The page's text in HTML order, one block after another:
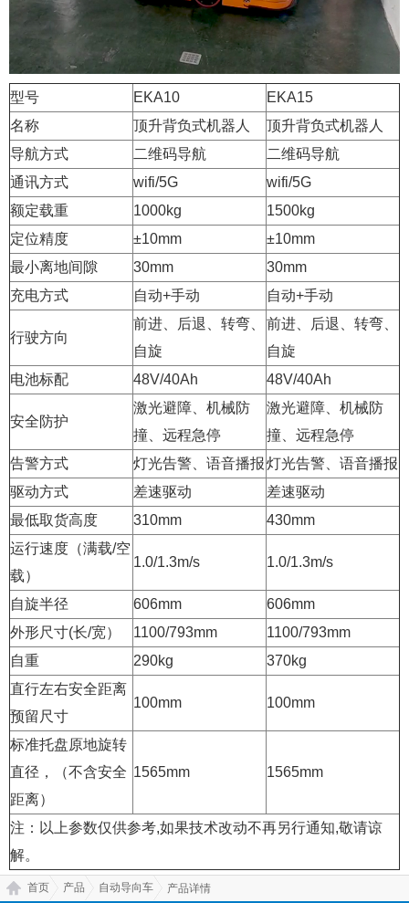
型号 EKA10
EKA15
名称
顶升背负式机器人
顶升背负式机器人
导航方式
二维码导航
二维码导航
通讯方式
wifi/5G
wifi/5G
额定载重
1000kg
1500kg
定位精度
±10mm
±10mm
最小离地间隙
30mm
30mm
充电方式
自动+手动 自动+手动
行驶方向
前进、后退、转弯、
自旋
前进、后退、转弯、
自旋
电池标配
48V/40Ah 48V/40Ah
安全防护
激光避障、机械防
撞、远程急停
激光避障、机械防
撞、远程急停
告警方式
灯光告警、语音播报灯光告警、语音播报
驱动方式
差速驱动
差速驱动
最低取货高度
310mm
430mm
运行速度（满载/空
载）
1.0/1.3m/s 1.0/1.3m/s
自旋半径 606mm
606mm
外形尺寸(长/宽）
1100/793mm
1100/793mm
自重
290kg
370kg
直行左右安全距离
预留尺寸
100mm 100mm
标准托盘原地旋转
直径，（不含安全
距离）
1565mm 1565mm
注：以上参数仅供参考,如果技术改动不再另行通知,敬请谅
解。
首页 产品 自动导向车 产品详情